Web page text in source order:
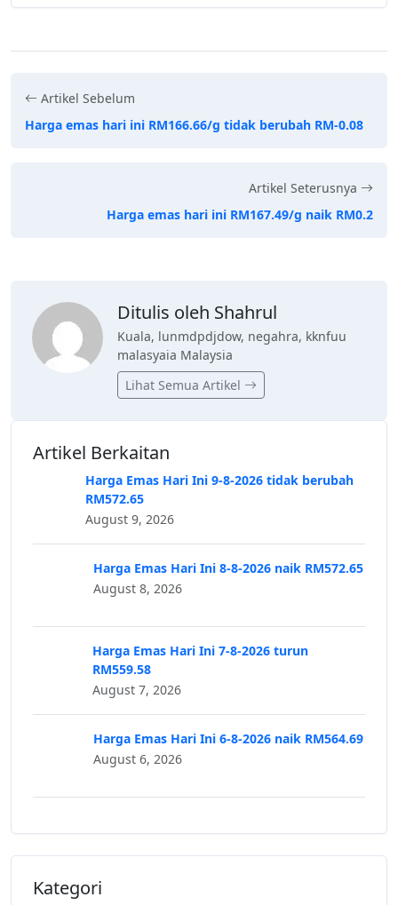
Artikel Sebelum
Harga emas hari ini RM166.66/g tidak berubah RM-0.08
Artikel Seterusnya
Harga emas hari ini RM167.49/g naik RM0.2
Ditulis oleh Shahrul
Kuala, lunmdpdjdow, negahra, kknfuu
malasyaia Malaysia
Lihat Semua Artikel
Artikel Berkaitan
Harga Emas Hari Ini 9-8-2026 tidak berubah
RM572.65
August 9, 2026
Harga Emas Hari Ini 8-8-2026 naik RM572.65
August 8, 2026
Harga Emas Hari Ini 7-8-2026 turun
RM559.58
August 7, 2026
Harga Emas Hari Ini 6-8-2026 naik RM564.69
August 6, 2026
Kategori